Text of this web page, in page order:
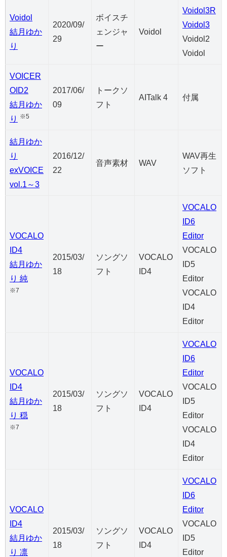
Voidol
結月ゆか
り
2020/09/
29
ボイスチ
ェンジャ
ー
Voidol
Voidol3R
Voidol3
Voidol2
Voidol
VOICER
OID2
結月ゆか
り
※5
2017/06/
09
トークソ
フト
AITalk 4 付属
結月ゆか
り
exVOICE
vol.1～3
2016/12/
22
音声素材 WAV
WAV再生
ソフト
VOCALO
ID4
結月ゆか
り 純
※7
2015/03/
18
ソングソ
フト
VOCALO
ID4
VOCALO
ID6
Editor
VOCALO
ID5
Editor
VOCALO
ID4
Editor
VOCALO
ID4
結月ゆか
り 穏
※7
2015/03/
18
ソングソ
フト
VOCALO
ID4
VOCALO
ID6
Editor
VOCALO
ID5
Editor
VOCALO
ID4
Editor
VOCALO
ID4
結月ゆか
り 凛
2015/03/
18
ソングソ
フト
VOCALO
ID4
VOCALO
ID6
Editor
VOCALO
ID5
Editor